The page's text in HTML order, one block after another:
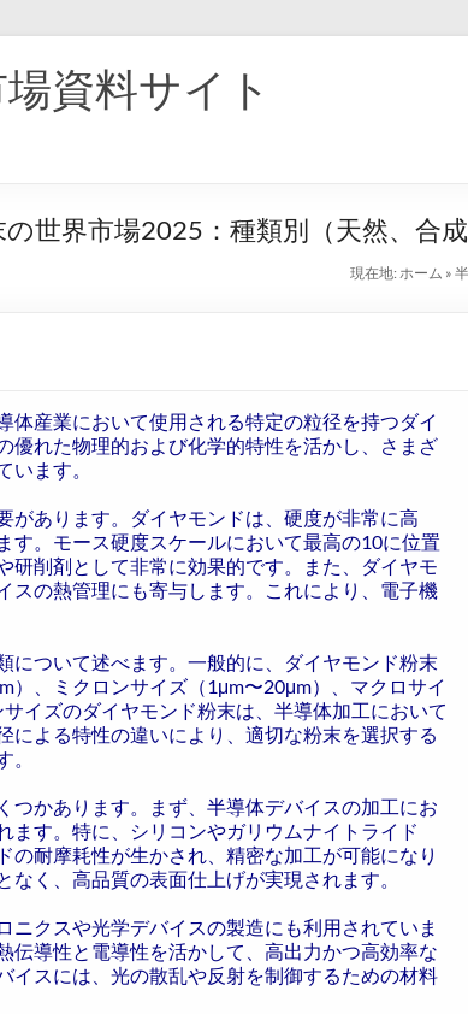
資料サイト
世界市場2025：種類別（天然、合
現在地: ホーム »
産業において使用される特定の粒径を持つダイ
優れた物理的および化学的特性を活かし、さまざ
います。
があります。ダイヤモンドは、硬度が非常に高
す。モース硬度スケールにおいて最高の10に位置
削剤として非常に効果的です。また、ダイヤモ
スの熱管理にも寄与します。これにより、電子機
について述べます。一般的に、ダイヤモンド粉末
、ミクロンサイズ（1μm〜20μm）、マクロサイ
イズのダイヤモンド粉末は、半導体加工において
よる特性の違いにより、適切な粉末を選択する
かあります。まず、半導体デバイスの加工にお
ます。特に、シリコンやガリウムナイトライド
の耐摩耗性が生かされ、精密な加工が可能になり
く、高品質の表面仕上げが実現されます。
クスや光学デバイスの製造にも利用されていま
導性と電導性を活かして、高出力かつ高効率な
イスには、光の散乱や反射を制御するための材料